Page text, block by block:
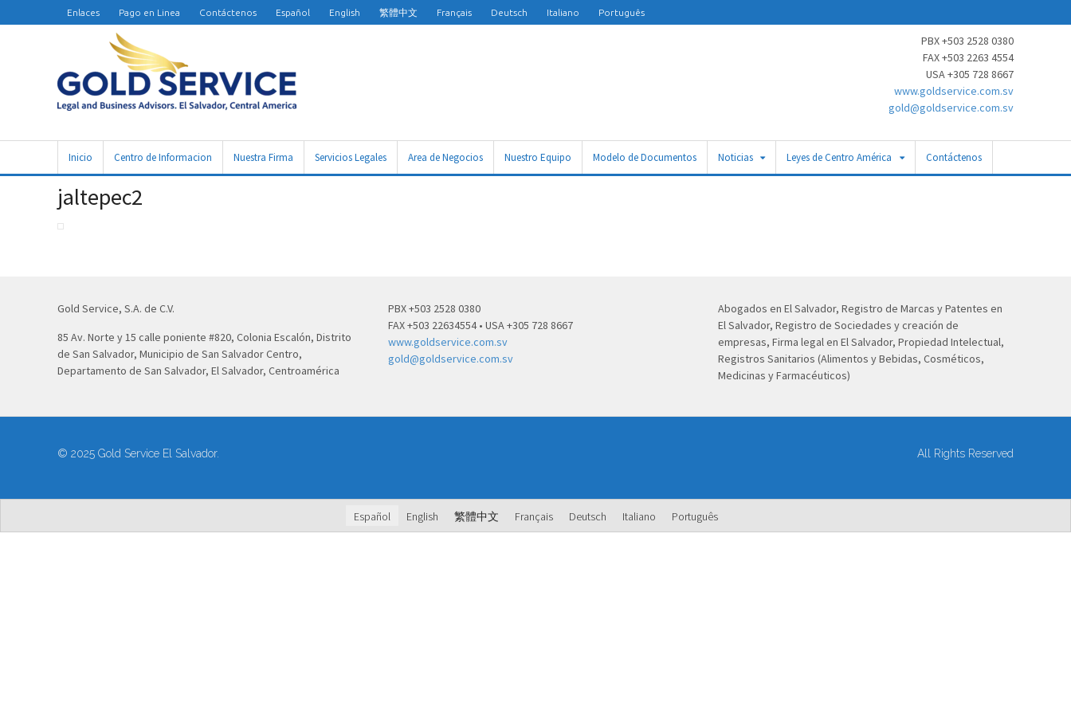
Enlaces Pago en Linea Contáctenos Español English 繁體中文 Français Deutsch Italiano Português
PBX +503 2528 0380
FAX +503 2263 4554
USA +305 728 8667
www.goldservice.com.sv
gold@goldservice.com.sv
Inicio Centro de Informacion Nuestra Firma Servicios Legales Area de Negocios Nuestro Equipo Modelo de Documentos Noticias Leyes de Centro América Contáctenos
jaltepec2
Gold Service, S.A. de C.V.
85 Av. Norte y 15 calle poniente #820, Colonia Escalón, Distrito
de San Salvador, Municipio de San Salvador Centro,
Departamento de San Salvador, El Salvador, Centroamérica
PBX +503 2528 0380
FAX +503 22634554 • USA +305 728 8667
www.goldservice.com.sv
gold@goldservice.com.sv
Abogados en El Salvador, Registro de Marcas y Patentes en
El Salvador, Registro de Sociedades y creación de
empresas, Firma legal en El Salvador, Propiedad Intelectual,
Registros Sanitarios (Alimentos y Bebidas, Cosméticos,
Medicinas y Farmacéuticos)
© 2025 Gold Service El Salvador. All Rights Reserved
Español English 繁體中文 Français Deutsch Italiano Português